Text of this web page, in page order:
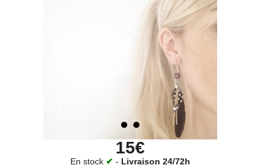
15€
En stock ✔ - Livraison 24/72h